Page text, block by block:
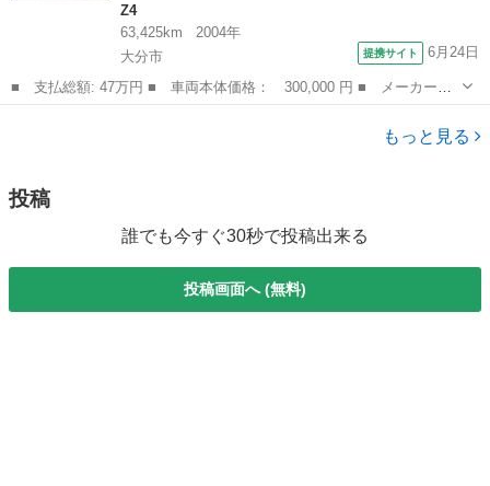
Z4
63,425km
2004年
大分市
提携サイト 6月24日
■ 支払総額: 47万円 ■ 車両本体価格： 300,000 円 ■ メーカー
名： ＢＭＷ ■ 車種名： Ｚ４ ■ グレード名： ２．２ｉ 電動
オープン キーレスエントリー 純正１７インチアルミホイール Ｃ
もっと見る
投稿
誰でも今すぐ30秒で投稿出来る
投稿画面へ (無料)